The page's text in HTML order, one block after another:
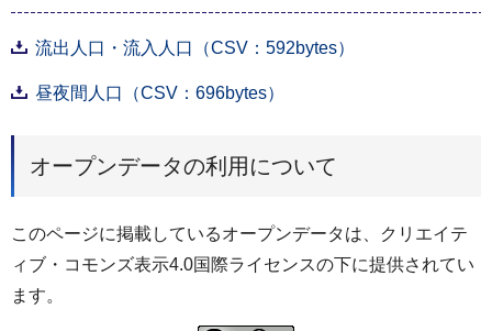
流出人口・流入人口（CSV：592bytes）
昼夜間人口（CSV：696bytes）
オープンデータの利用について
このページに掲載しているオープンデータは、クリエイテ
ィブ・コモンズ表示4.0国際ライセンスの下に提供されてい
ます。